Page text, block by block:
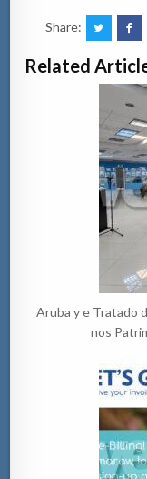
Share:
Related
Aruba y e Tratado
nos